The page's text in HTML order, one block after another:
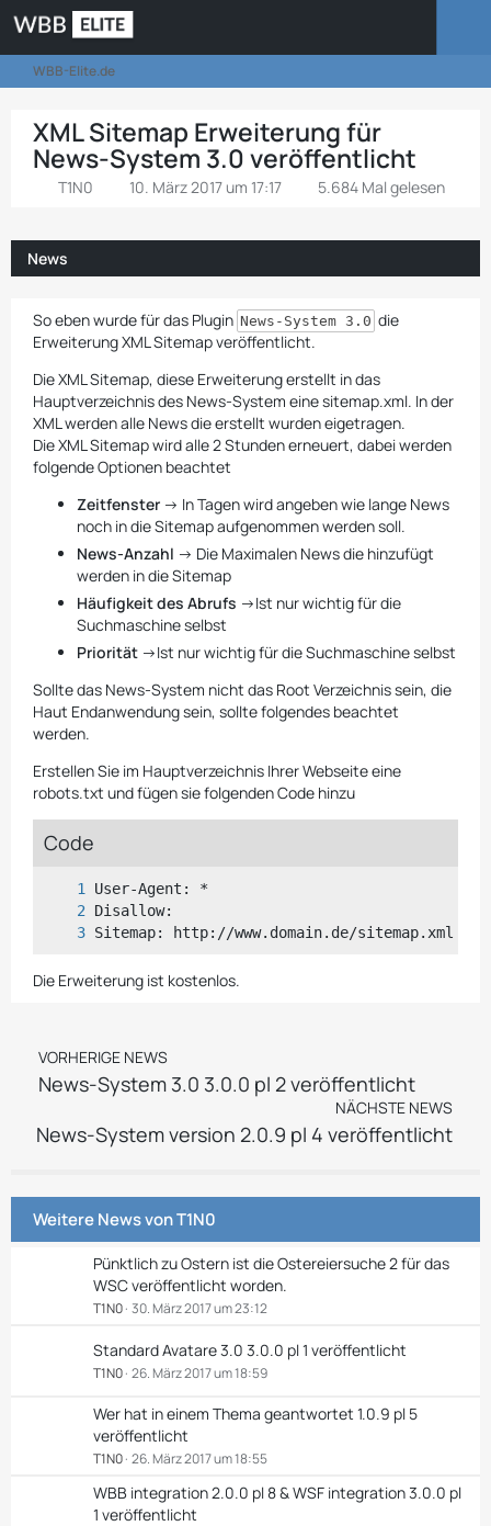
WBB-Elite.de
XML Sitemap Erweiterung für
News-System 3.0 veröffentlicht
T1N0 10. März 2017 um 17:17 5.684 Mal gelesen
News
So eben wurde für das Plugin News-System 3.0 die
Erweiterung XML Sitemap veröffentlicht.
Die XML Sitemap, diese Erweiterung erstellt in das
Hauptverzeichnis des News-System eine sitemap.xml. In der
XML werden alle News die erstellt wurden eigetragen.
Die XML Sitemap wird alle 2 Stunden erneuert, dabei werden
folgende Optionen beachtet
Zeitfenster -> In Tagen wird angeben wie lange News
noch in die Sitemap aufgenommen werden soll.
News-Anzahl -> Die Maximalen News die hinzufügt
werden in die Sitemap
Häufigkeit des Abrufs ->Ist nur wichtig für die
Suchmaschine selbst
Priorität ->Ist nur wichtig für die Suchmaschine selbst
Sollte das News-System nicht das Root Verzeichnis sein, die
Haut Endanwendung sein, sollte folgendes beachtet
werden.
Erstellen Sie im Hauptverzeichnis Ihrer Webseite eine
robots.txt und fügen sie folgenden Code hinzu
Code
Sitemap: http://www.domain.de/sitemap.xml
Die Erweiterung ist kostenlos.
VORHERIGE NEWS
News-System 3.0 3.0.0 pl 2 veröffentlicht
NÄCHSTE NEWS
News-System version 2.0.9 pl 4 veröffentlicht
Weitere News vonT1N0
Pünktlich zu Ostern ist die Ostereiersuche 2 für das
WSC veröffentlicht worden.
T1N0 30. März 2017 um 23:12
Standard Avatare 3.0 3.0.0 pl 1 veröffentlicht
T1N0 26. März 2017 um 18:59
Wer hat in einem Thema geantwortet 1.0.9 pl 5
veröffentlicht
T1N0 26. März 2017 um 18:55
WBB integration 2.0.0 pl 8 & WSF integration 3.0.0 pl
1 veröffentlicht